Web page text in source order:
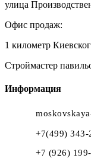
улица
Офис продаж:
1 километр
Строймастер
Информация
+7(499) 343-
+7 (926)